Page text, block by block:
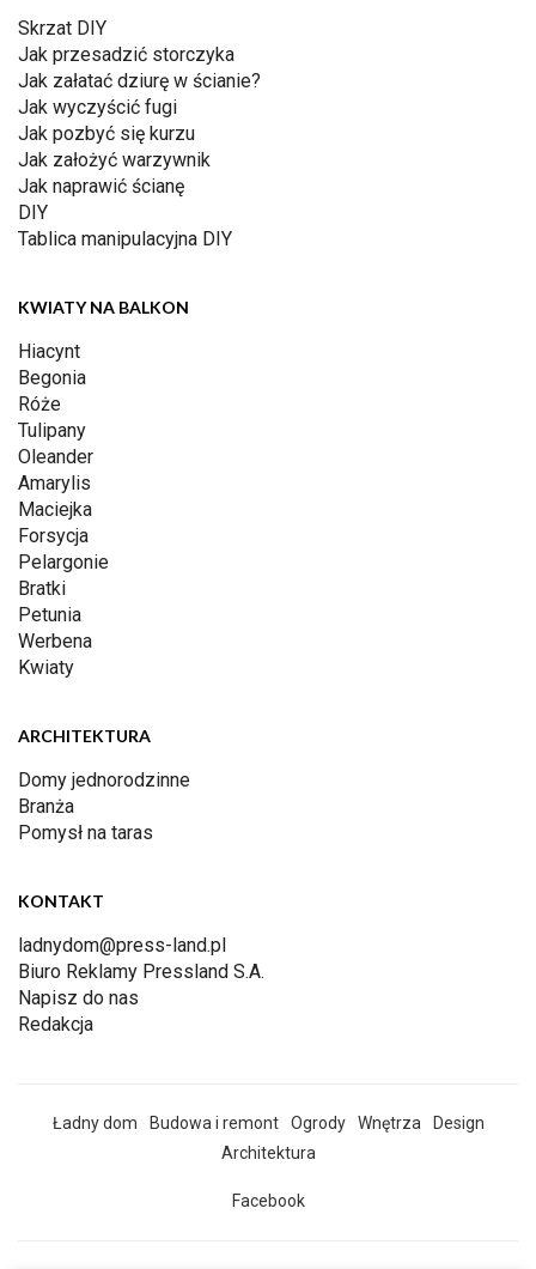
Skrzat DIY
Jak przesadzić storczyka
Jak załatać dziurę w ścianie?
Jak wyczyścić fugi
Jak pozbyć się kurzu
Jak założyć warzywnik
Jak naprawić ścianę
DIY
Tablica manipulacyjna DIY
KWIATY NA BALKON
Hiacynt
Begonia
Róże
Tulipany
Oleander
Amarylis
Maciejka
Forsycja
Pelargonie
Bratki
Petunia
Werbena
Kwiaty
ARCHITEKTURA
Domy jednorodzinne
Branża
Pomysł na taras
KONTAKT
ladnydom@press-land.pl
Biuro Reklamy Pressland S.A.
Napisz do nas
Redakcja
Ładny dom Budowa i remont Ogrody Wnętrza
Design
Architektura
Facebook